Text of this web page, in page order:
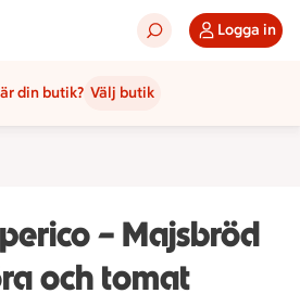
Logga in
din butik? Välj butik
– Majsbröd
och tomat